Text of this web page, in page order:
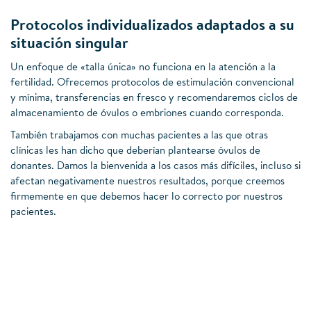
Protocolos individualizados adaptados a su
situación singular
Un enfoque de «talla única» no funciona en la atención a la
fertilidad. Ofrecemos protocolos de estimulación convencional
y mínima, transferencias en fresco y recomendaremos ciclos de
almacenamiento de óvulos o embriones cuando corresponda.
También trabajamos con muchas pacientes a las que otras
clínicas les han dicho que deberían plantearse óvulos de
donantes. Damos la bienvenida a los casos más difíciles, incluso si
afectan negativamente nuestros resultados, porque creemos
firmemente en que debemos hacer lo correcto por nuestros
pacientes.